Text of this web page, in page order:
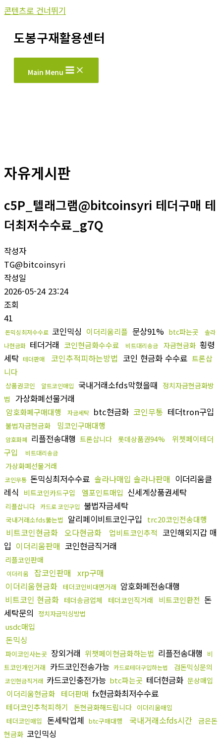
콘텐츠로 건너뛰기
도봉구재활용센터
Main Menu
자유게시판
c5P_텔래그램@bitcoinsyri 테더구매 테
더최저수수료_g7Q
작성자
TG@bitcoinsyri
작성일
2026-05-24 23:24
조회
41
돈믹싱최저수수료 코인믹싱 이더리움리플 문상91% btc파는곳
솔라
나현금화 테더거래 코인현금화수수료 비트대리송금 자금현금화 횡령
세탁 테더판매 코인추적피하는방법 코인 현금화 수수료 트론삽
니다
상품권코인 알트코인매입 국내거래소fds막혔을때 정치자금현금화방
법
가상화폐선물거래
암호화폐구매대행 자금세탁 btc현금화 코인무통 테더tron구입
불법자금현금화 밈코인구매대행
암호화폐 리플전송대행 트론삽니다 롯데상품권94%
위쳇페이테더
구입
비트대리송금
가상화폐선물거래
코인무통 돈믹싱최저수수료 솔라나매입 솔라나판매 이더리움클
레식
비트코인카드구입 엘포인트매입 신세계상품권세탁
리플삽니다 카드로 코인구입 불법자금세탁
국내거래소fds뚫는법 알리페이비트코인구입 trc20코인전송대행
비트코인현금화 오다현금화 업비트코인추적 코인해외지갑 매
입 이더리움판매 코인현금직거래
리플코인판매
이더리움 잡코인판매 xrp구매
이더리움현금화 테더코인비대면거래 암호화폐전송대행
비트코인 현금화 테더송금업체 테더코인직거래 비트코인환전 돈
세탁문의
정치자금믹싱방법
usdc매입
돈믹싱
파이코인사는곳 장외거래 위챗페이현금화하는법 리플전송대행
비
트코인개인거래 카드코인전송가능 카드로테더구입하는법 검돈믹싱문의
코인현금직거래 카드코인충전가능 btc파는곳 테더현금화 문상매입
이더리움현금화 테더판매 fx현금화최저수수료
테더코인추척피하기 돈현금화해드립니다 이더리움매입
테더코인매입
돈세탁업체 btc구매대행 국내거래소fds시간 금은돈
현금화 코인믹싱